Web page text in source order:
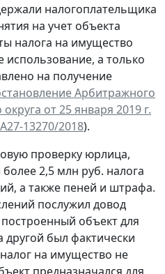
налогоплательщика
на учет объекта
налога на имущество
а только
на получение
Арбитражного
от 25 января 2019 г.
13270/2018).
проверку юрлица,
2,5 млн руб. налога
а также пеней и штрафа.
послужил довод
объект для
другой был фактически
на имущество не